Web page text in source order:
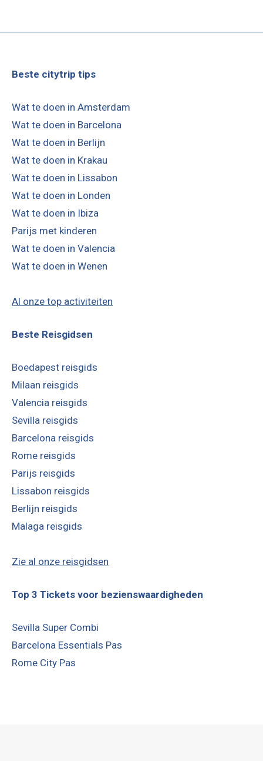
Wat te doen in Barcelona
Wat te doen in Krakau
Wat te doen in Lissabon
Wat te doen in Londen
Wat te doen in Ibiza
Parijs met kinderen
Wat te doen in Valencia
Wat te doen in Wenen
Al onze top activiteiten
Milaan reisgids
Sevilla reisgids
Barcelona reisgids
Rome reisgids
Parijs reisgids
Lissabon reisgids
Berlijn reisgids
Malaga reisgids
Zie al onze reisgidsen
Barcelona Essentials Pas